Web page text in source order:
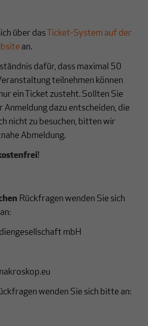
über das Ticket-System auf der
an.
dafür, dass maximal 50
teilnehmen können
ein Ticket zusteht. Sollten Sie
Anmeldung dazu entscheiden, die
nicht zu besuchen, bitten wir
Abmeldung.
!
Rückfragen wenden Sie sich
mbH
wenden Sie sich bitte an: